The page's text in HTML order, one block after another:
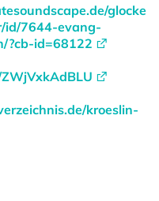
glocke
id/7644-evang-
?cb-id=68122
kroeslin-